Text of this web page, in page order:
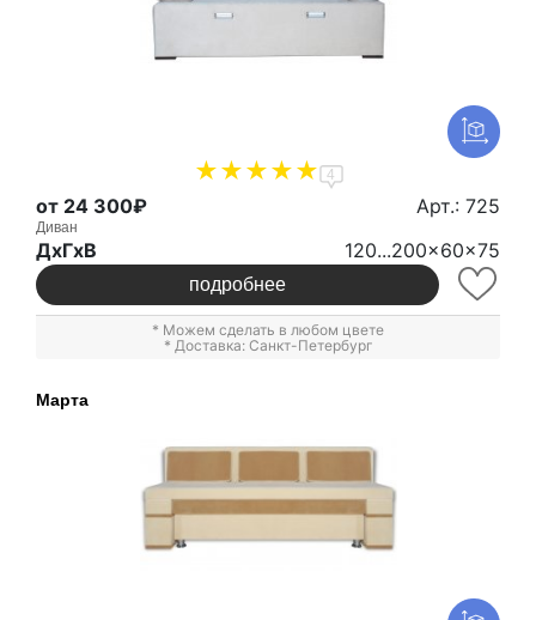
4
от 24 300₽ Арт.: 725
Диван
ДxГxВ 120...200x60x75
подробнее
* Можем сделать в любом цвете
* Доставка: Санкт-Петербург
Марта